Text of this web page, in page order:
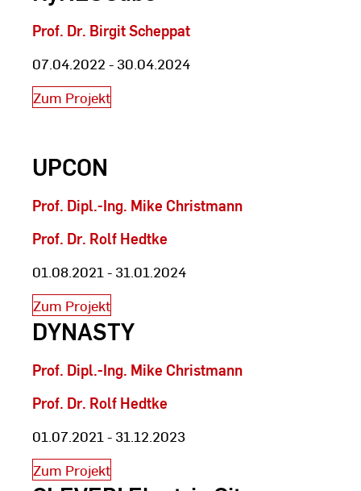
Prof. Dr. Birgit Scheppat
07.04.2022 - 30.04.2024
Zum Projekt
UPCON
Prof. Dipl.-Ing. Mike Christmann
Prof. Dr. Rolf Hedtke
01.08.2021 - 31.01.2024
Zum Projekt
DYNASTY
Prof. Dipl.-Ing. Mike Christmann
Prof. Dr. Rolf Hedtke
01.07.2021 - 31.12.2023
Zum Projekt